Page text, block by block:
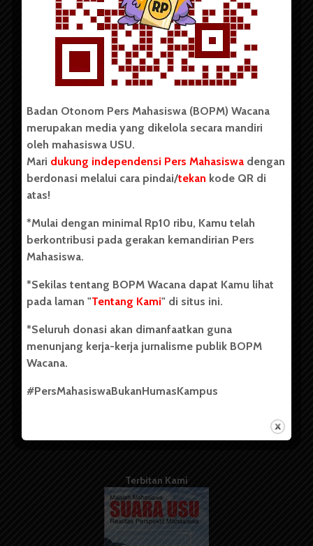
Copyright © 2023. All rights reserved BOPM WACANA.
Badan Otonom Pers Mahasiswa (BOPM) Wacana merupakan
pers mahasiswa yang berdiri di luar kampus dan dikelola
secara mandiri oleh mahasiswa Universitas Sumatera Utara
(USU). Sebelumnya BOPM Wacana merupakan salah satu
Unit Kegiatan Mahasiswa (UKM) di Universitas Sumatera
berdiri pada 1 Juli 1995.
Kontribusi
Info Iklan
Pedoman Media Siber
Kode Etik Jurnalistik
Terbitan Kami
Badan Otonom Pers Mahasiswa (BOPM) Wacana
merupakan media yang dikelola secara mandiri
oleh mahasiswa USU.
Mari dukung independensi Pers Mahasiswa dengan
berdonasi melalui cara pindai/tekan kode QR di
atas!
*Mulai dengan minimal Rp10 ribu, Kamu telah
berkontribusi pada gerakan kemandirian Pers
Mahasiswa.
*Sekilas tentang BOPM Wacana dapat Kamu lihat
pada laman "Tentang Kami" di situs ini.
*Seluruh donasi akan dimanfaatkan guna
menunjang kerja-kerja jurnalisme publik BOPM
Wacana.
#PersMahasiswaBukanHumasKampus